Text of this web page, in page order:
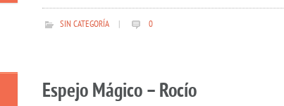
SIN CATEGORÍA 0
Espejo Mágico – Rocío